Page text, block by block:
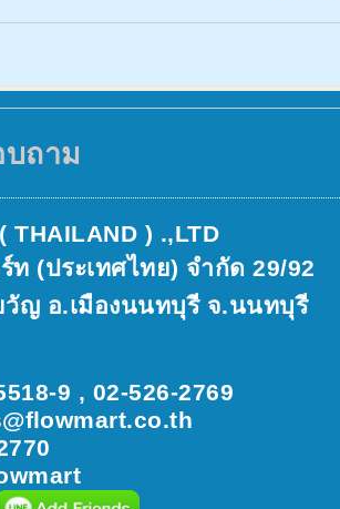
ถาม
THAILAND ) .,LTD
ท (ประเทศไทย) จำกัด 29/92
ญ อ.เมืองนนทบุรี จ.นนทบุรี
9 , 02-526-2769